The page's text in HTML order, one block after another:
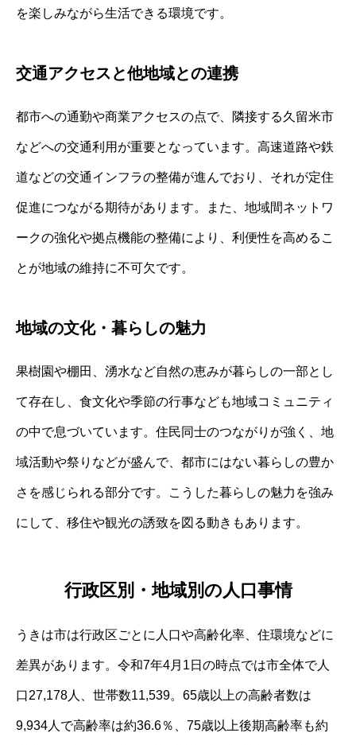
を楽しみながら生活できる環境です。
交通アクセスと他地域との連携
都市への通勤や商業アクセスの点で、隣接する久留米市
などへの交通利用が重要となっています。高速道路や鉄
道などの交通インフラの整備が進んでおり、それが定住
促進につながる期待があります。また、地域間ネットワ
ークの強化や拠点機能の整備により、利便性を高めるこ
とが地域の維持に不可欠です。
地域の文化・暮らしの魅力
果樹園や棚田、湧水など自然の恵みが暮らしの一部とし
て存在し、食文化や季節の行事なども地域コミュニティ
の中で息づいています。住民同士のつながりが強く、地
域活動や祭りなどが盛んで、都市にはない暮らしの豊か
さを感じられる部分です。こうした暮らしの魅力を強み
にして、移住や観光の誘致を図る動きもあります。
行政区別・地域別の人口事情
うきは市は行政区ごとに人口や高齢化率、住環境などに
差異があります。令和7年4月1日の時点では市全体で人
口27,178人、世帯数11,539。65歳以上の高齢者数は
9,934人で高齢率は約36.6％、75歳以上後期高齢率も約